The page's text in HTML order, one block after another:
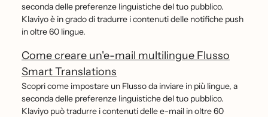
seconda delle preferenze linguistiche del tuo pubblico.
Klaviyo è in grado di tradurre i contenuti delle notifiche push
in oltre 60 lingue.
Come creare un'e-mail multilingue Flusso
Smart Translations
Scopri come impostare un Flusso da inviare in più lingue, a
seconda delle preferenze linguistiche del tuo pubblico.
Klaviyo può tradurre i contenuti delle e-mail in oltre 60